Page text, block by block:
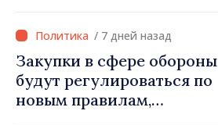
внеочередном заседании
24 августа»/ 7 дней назад
Закупки в сфере обороны
будут регулироваться по
новым правилам,